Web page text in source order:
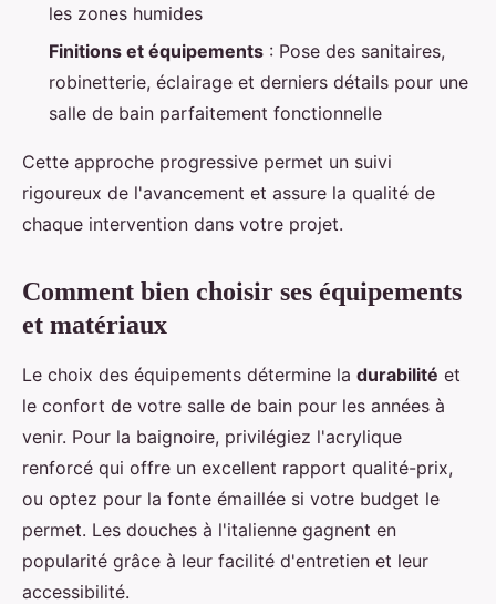
les zones humides
Finitions et équipements : Pose des sanitaires,
robinetterie, éclairage et derniers détails pour une
salle de bain parfaitement fonctionnelle
Cette approche progressive permet un suivi
rigoureux de l'avancement et assure la qualité de
chaque intervention dans votre projet.
Comment bien choisir ses équipements
et matériaux
Le choix des équipements détermine la durabilité et
le confort de votre salle de bain pour les années à
venir. Pour la baignoire, privilégiez l'acrylique
renforcé qui offre un excellent rapport qualité-prix,
ou optez pour la fonte émaillée si votre budget le
permet. Les douches à l'italienne gagnent en
popularité grâce à leur facilité d'entretien et leur
accessibilité.